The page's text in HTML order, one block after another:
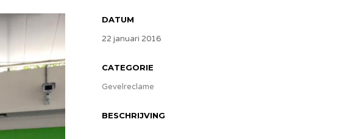
DATUM
22 januari 2016
CATEGORIE
Gevelreclame
BESCHRIJVING